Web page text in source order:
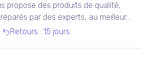
propose des produits de qualité,
par des experts, au meilleur
Retours : 15 jours